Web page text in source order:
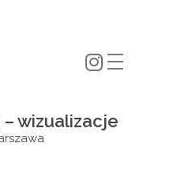
wizualizacje